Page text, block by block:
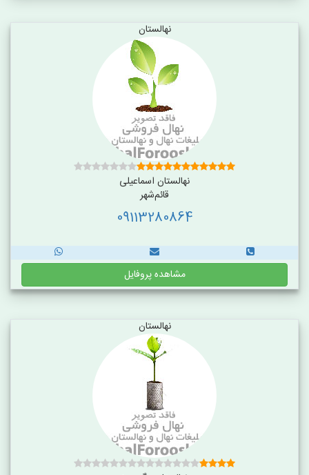
نهالستان
نهالستان اسماعیلی
قائم‌شهر
09113280864
مشاهده پروفایل
نهالستان